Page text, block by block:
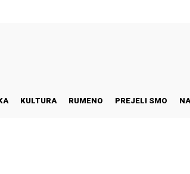
KULTURA RUMENO PREJELI SMO